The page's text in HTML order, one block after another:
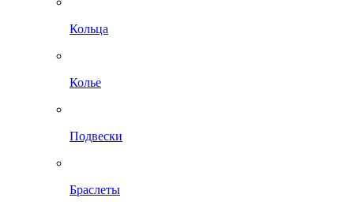
Кольца
Колье
Подвески
Браслеты